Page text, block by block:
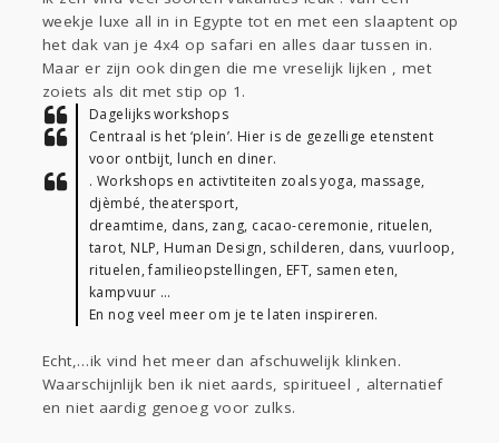
Gevraagd
Horen Doen
Zien
Lezen
weekje luxe all in in Egypte tot en met een slaaptent op
het dak van je 4x4 op safari en alles daar tussen in.
Maar er zijn ook dingen die me vreselijk lijken , met
zoiets als dit met stip op 1.
Dagelijks workshops
Centraal is het ‘plein’. Hier is de gezellige etenstent
voor ontbijt, lunch en diner.
. Workshops en activtiteiten zoals yoga, massage,
djèmbé, theatersport,
dreamtime, dans, zang, cacao-ceremonie, rituelen,
tarot, NLP, Human Design, schilderen, dans, vuurloop,
rituelen, familieopstellingen, EFT, samen eten,
kampvuur …
En nog veel meer om je te laten inspireren.
Echt,…ik vind het meer dan afschuwelijk klinken.
Waarschijnlijk ben ik niet aards, spiritueel , alternatief
en niet aardig genoeg voor zulks.